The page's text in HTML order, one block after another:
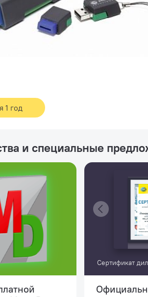
1 год
и специальные
Сертификат